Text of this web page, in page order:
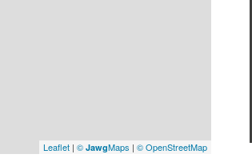
Leaflet | © JawgMaps | © OpenStreetMap